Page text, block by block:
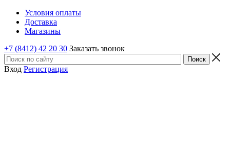
Условия оплаты
Доставка
Магазины
+7 (8412) 42 20 30 Заказать звонок
Вход Регистрация